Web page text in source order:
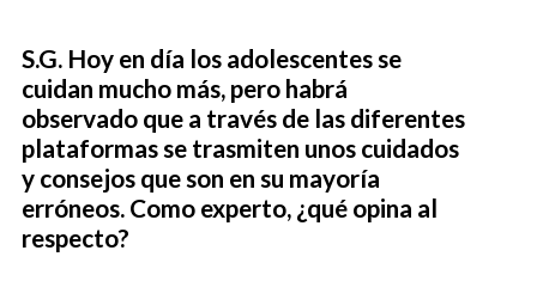
S.G. Hoy en día los adolescentes se
cuidan mucho más, pero habrá
observado que a través de las diferentes
plataformas se trasmiten unos cuidados
y consejos que son en su mayoría
erróneos. Como experto, ¿qué opina al
respecto?